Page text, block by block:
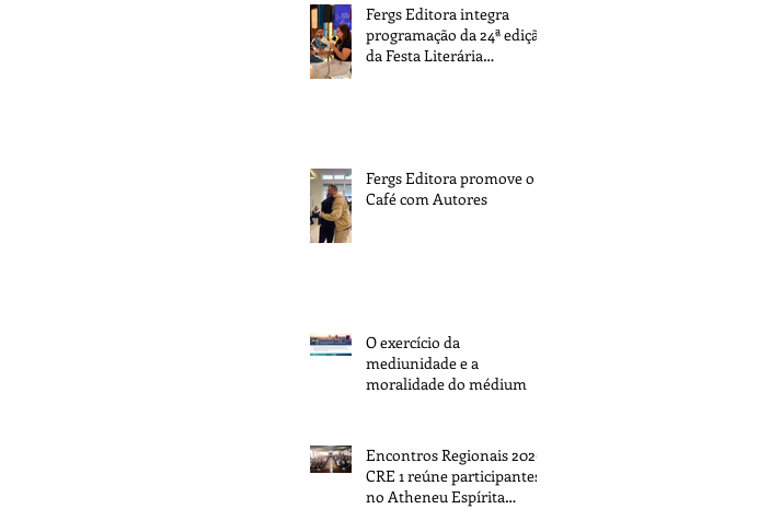
Fergs Editora integra
programação da 24ª edição
da Festa Literária
Fergs Editora promove o 1º
Café com Autores
O exercício da
mediunidade e a
moralidade do médium
Encontros Regionais 2026:
CRE 1 reúne participantes
no Atheneu Espírita